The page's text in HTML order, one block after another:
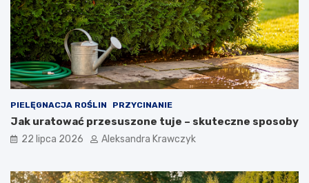
PIELĘGNACJA ROŚLIN PRZYCINANIE
Jak uratować przesuszone tuje – skuteczne sposoby
22 lipca 2026 Aleksandra Krawczyk